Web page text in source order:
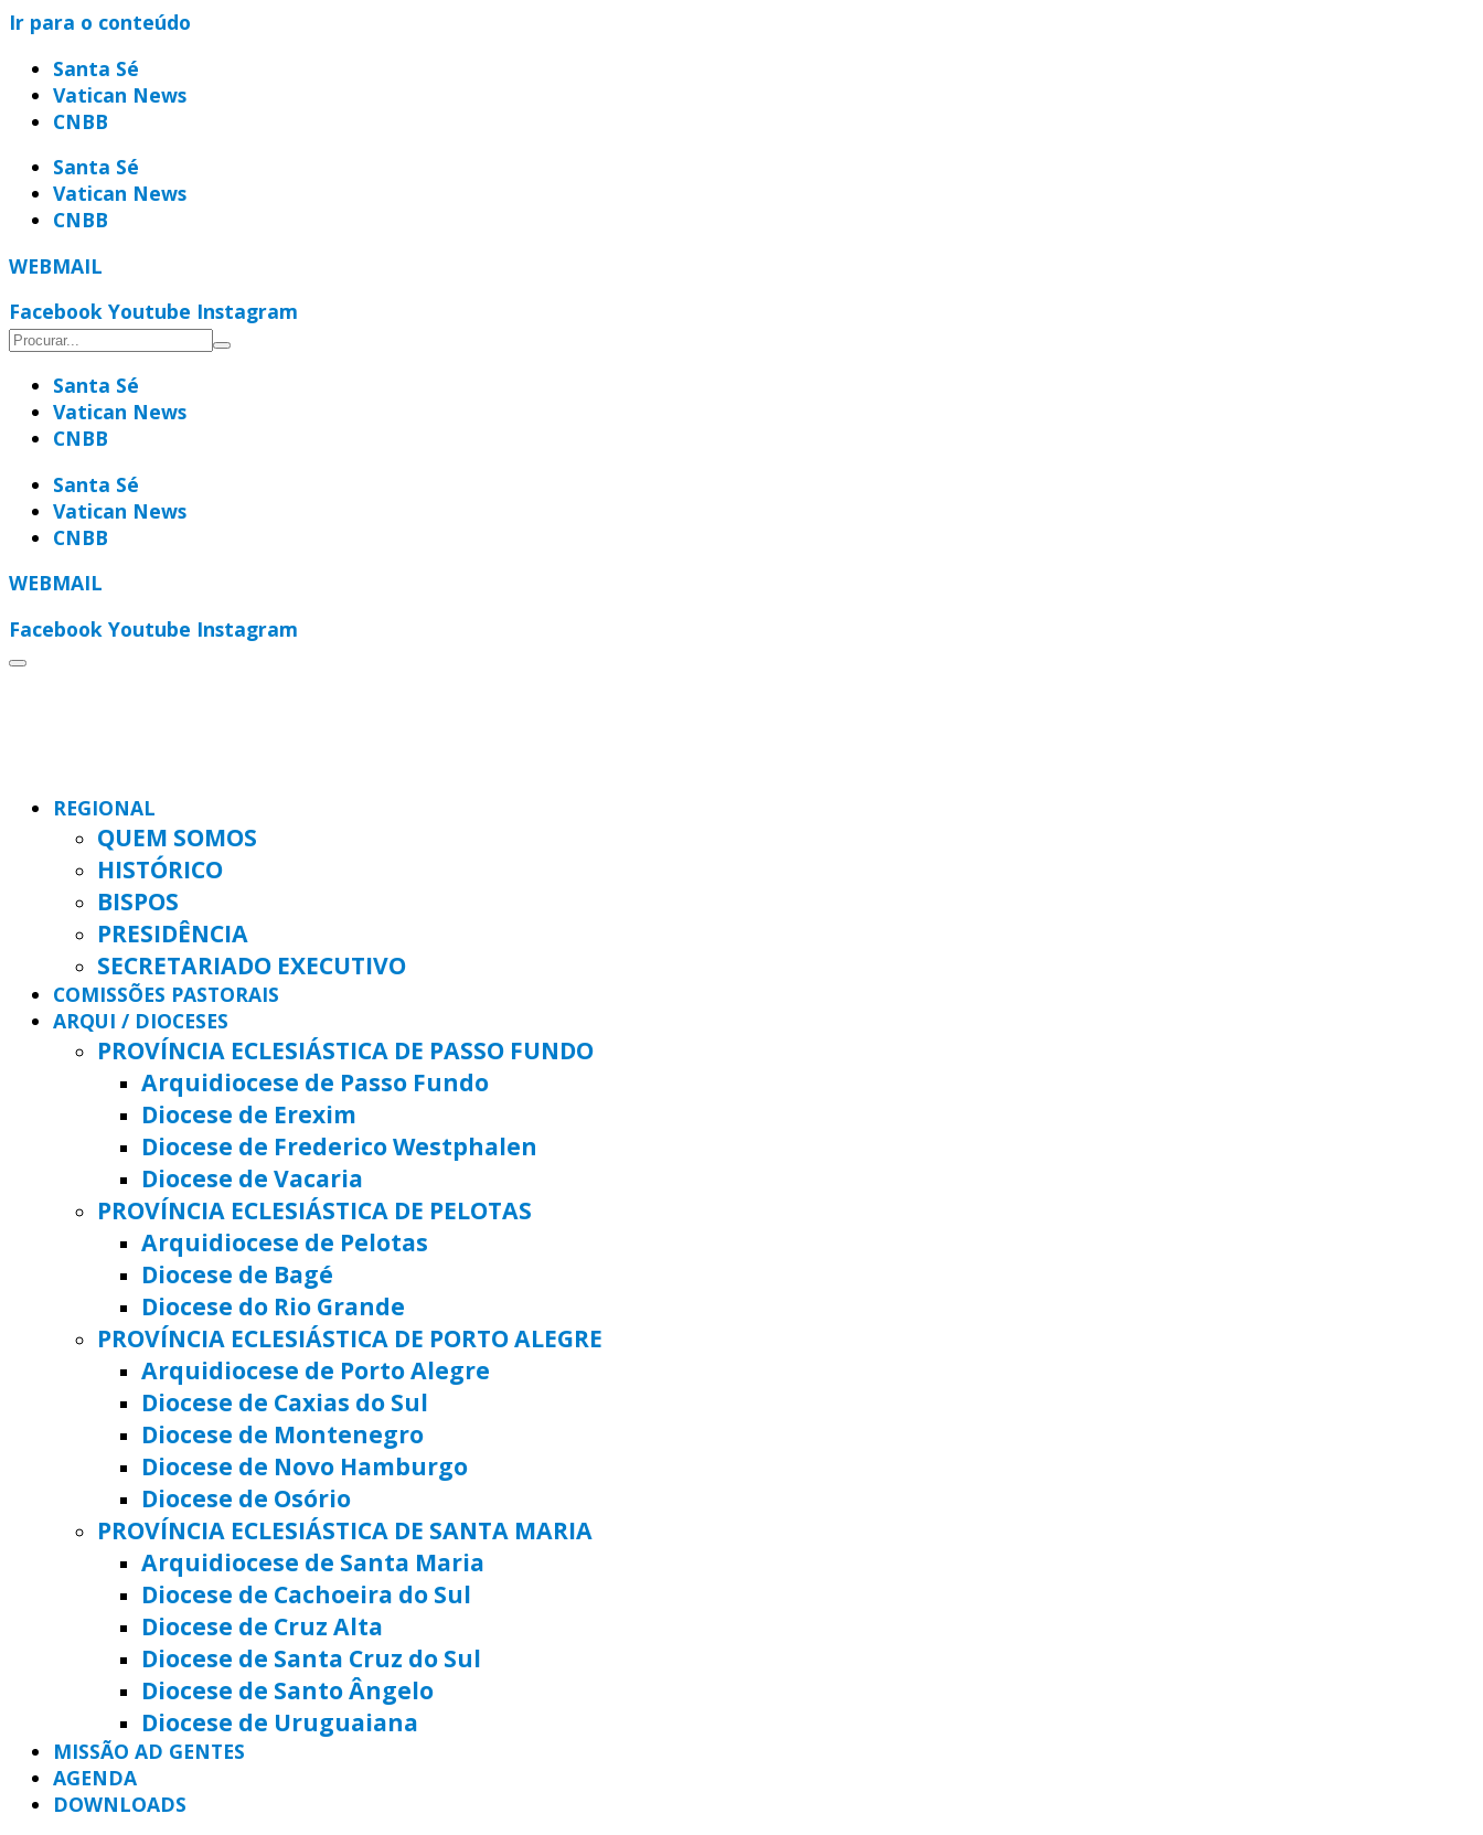
Ir para o conteúdo
Santa Sé
Vatican News
CNBB
Santa Sé
Vatican News
CNBB
WEBMAIL
Facebook Youtube Instagram
Santa Sé
Vatican News
CNBB
Santa Sé
Vatican News
CNBB
WEBMAIL
Facebook Youtube Instagram
REGIONAL
QUEM SOMOS
HISTÓRICO
BISPOS
PRESIDÊNCIA
SECRETARIADO EXECUTIVO
COMISSÕES PASTORAIS
ARQUI / DIOCESES
PROVÍNCIA ECLESIÁSTICA DE PASSO FUNDO
Arquidiocese de Passo Fundo
Diocese de Erexim
Diocese de Frederico Westphalen
Diocese de Vacaria
PROVÍNCIA ECLESIÁSTICA DE PELOTAS
Arquidiocese de Pelotas
Diocese de Bagé
Diocese do Rio Grande
PROVÍNCIA ECLESIÁSTICA DE PORTO ALEGRE
Arquidiocese de Porto Alegre
Diocese de Caxias do Sul
Diocese de Montenegro
Diocese de Novo Hamburgo
Diocese de Osório
PROVÍNCIA ECLESIÁSTICA DE SANTA MARIA
Arquidiocese de Santa Maria
Diocese de Cachoeira do Sul
Diocese de Cruz Alta
Diocese de Santa Cruz do Sul
Diocese de Santo Ângelo
Diocese de Uruguaiana
MISSÃO AD GENTES
AGENDA
DOWNLOADS